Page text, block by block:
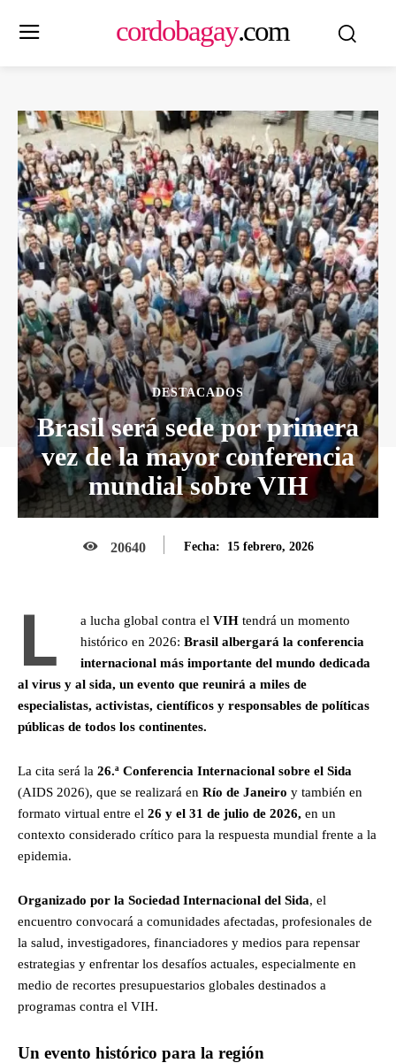
cordobagay.com
DESTACADOS
Brasil será sede por primera
vez de la mayor conferencia
mundial sobre VIH
20640 Fecha: 15 febrero, 2026
L a lucha global contra el VIH tendrá un momento
histórico en 2026: Brasil albergará la conferencia
internacional más importante del mundo dedicada
al virus y al sida, un evento que reunirá a miles de
especialistas, activistas, científicos y responsables de políticas
públicas de todos los continentes.
La cita será la 26.ª Conferencia Internacional sobre el Sida
(AIDS 2026), que se realizará en Río de Janeiro y también en
formato virtual entre el 26 y el 31 de julio de 2026, en un
contexto considerado crítico para la respuesta mundial frente a la
epidemia.
Organizado por la Sociedad Internacional del Sida, el
encuentro convocará a comunidades afectadas, profesionales de
la salud, investigadores, financiadores y medios para repensar
estrategias y enfrentar los desafíos actuales, especialmente en
medio de recortes presupuestarios globales destinados a
programas contra el VIH.
Un evento histórico para la región